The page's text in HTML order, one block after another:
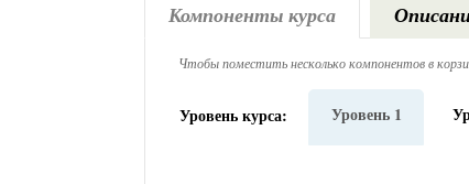
Компоненты курса
Чтобы поместить несколько компонентов в
Уровень курса: Уровень 1